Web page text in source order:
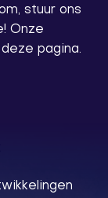
stuur ons
Onze
pagina.